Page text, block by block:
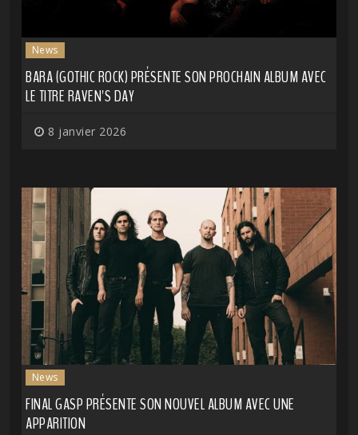
News
BARA (GOTHIC ROCK) PRÉSENTE SON PROCHAIN ALBUM AVEC
LE TITRE RAVEN'S DAY
8 janvier 2026
News
FINAL GASP PRÉSENTE SON NOUVEL ALBUM AVEC UNE
APPARITION